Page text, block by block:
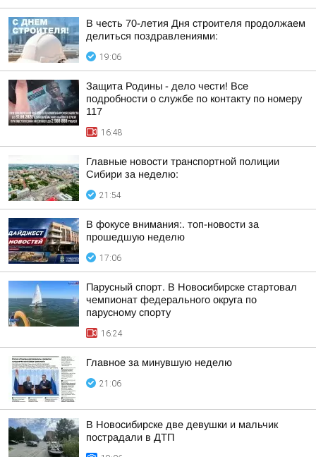
В честь 70-летия Дня строителя продолжаем
делиться поздравлениями:
19:06
Защита Родины - дело чести! Все
подробности о службе по контакту по номеру
117
16:48
Главные новости транспортной полиции
Сибири за неделю:
21:54
В фокусе внимания:. топ-новости за
прошедшую неделю
17:06
Парусный спорт. В Новосибирске стартовал
чемпионат федерального округа по
парусному спорту
16:24
Главное за минувшую неделю
21:06
В Новосибирске две девушки и мальчик
пострадали в ДТП